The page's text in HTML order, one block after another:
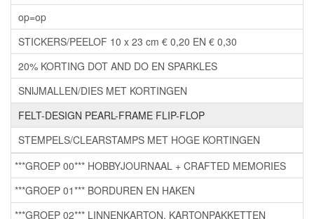
op=op
STICKERS/PEELOF 10 x 23 cm € 0,20 EN € 0,30
20% KORTING DOT AND DO EN SPARKLES
SNIJMALLEN/DIES MET KORTINGEN
FELT-DESIGN PEARL-FRAME FLIP-FLOP
STEMPELS/CLEARSTAMPS MET HOGE KORTINGEN
***GROEP 00*** HOBBYJOURNAAL + CRAFTED MEMORIES
***GROEP 01*** BORDUREN EN HAKEN
***GROEP 02*** LINNENKARTON, KARTONPAKKETTEN